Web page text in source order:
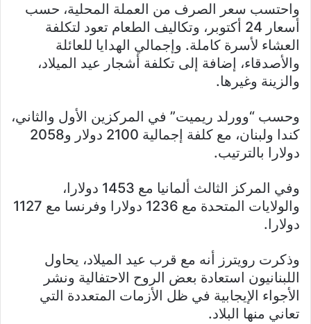
واحتسب سعر الصرف من العملة المحلية، حسب
أسعار 24 أكتوبر، وتكاليف الطعام تعود لتكلفة
العشاء لأسرة كاملة. وإجمالي الهدايا للعائلة
والأصدقاء، إضافة إلى تكلفة أشجار عيد الميلاد،
والزينة وغيرها.
وحسب “وورلد ريميت” في المركزين الأول والثاني،
كندا ولبنان، مع كلفة إجمالية 2100 دولار و2058
دولارا بالترتيب.
وفي المركز الثالث ألمانيا مع 1453 دولارا،
والولايات المتحدة مع 1236 دولارا وفرنسا مع 1127
دولارا.
وذكرت رويترز أنه مع قرب عيد الميلاد، يحاول
اللبنانيون استعادة بعض الروح الاحتفالية ونشر
الأجواء الإيجابية في ظل الأزمات المتعددة التي
تعاني منها البلاد.